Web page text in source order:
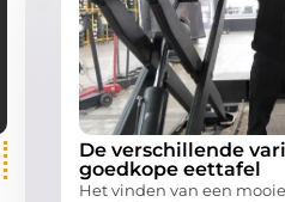
De verschillende
goedkope eettafel
Het vinden van een